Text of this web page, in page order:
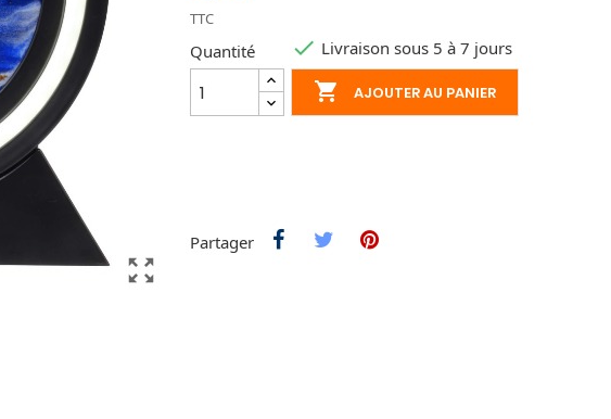
zoom_out_map
TTC
Quantité
 AJOUTER AU PANIER
 Livraison sous 5 à 7 jours
Partager